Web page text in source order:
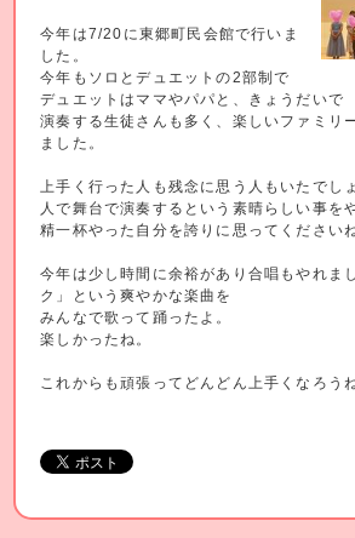
今年は7/20に東郷町民会館で行いま
した。
今年もソロとデュエットの2部制で
デュエットはママやパパと、きょうだいで
演奏する生徒さんも多く、楽しいファミリ
ました。
上手く行った人も残念に思う人もいたでし
人で舞台で演奏するという素晴らしい事を
精一杯やった自分を誇りに思ってくださいね
今年は少し時間に余裕があり合唱もやれま
ク」という爽やかな楽曲を
みんなで歌って踊ったよ。
楽しかったね。
これからも頑張ってどんどん上手くなろう